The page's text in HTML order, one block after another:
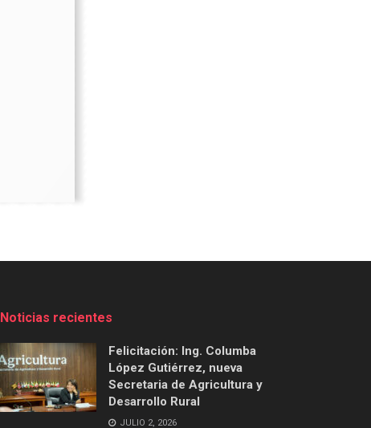
Noticias recientes
Felicitación: Ing. Columba
López Gutiérrez, nueva
Secretaria de Agricultura y
Desarrollo Rural
JULIO 2, 2026